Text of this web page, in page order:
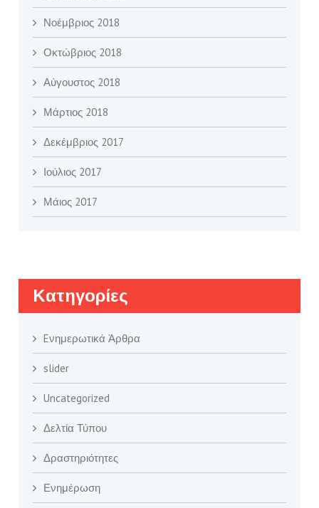
Νοέμβριος 2018
Οκτώβριος 2018
Αύγουστος 2018
Μάρτιος 2018
Δεκέμβριος 2017
Ιούλιος 2017
Μάιος 2017
Kατηγορίες
Eνημερωτικά Άρθρα
slider
Uncategorized
Δελτία Τύπου
Δραστηριότητες
Ενημέρωση